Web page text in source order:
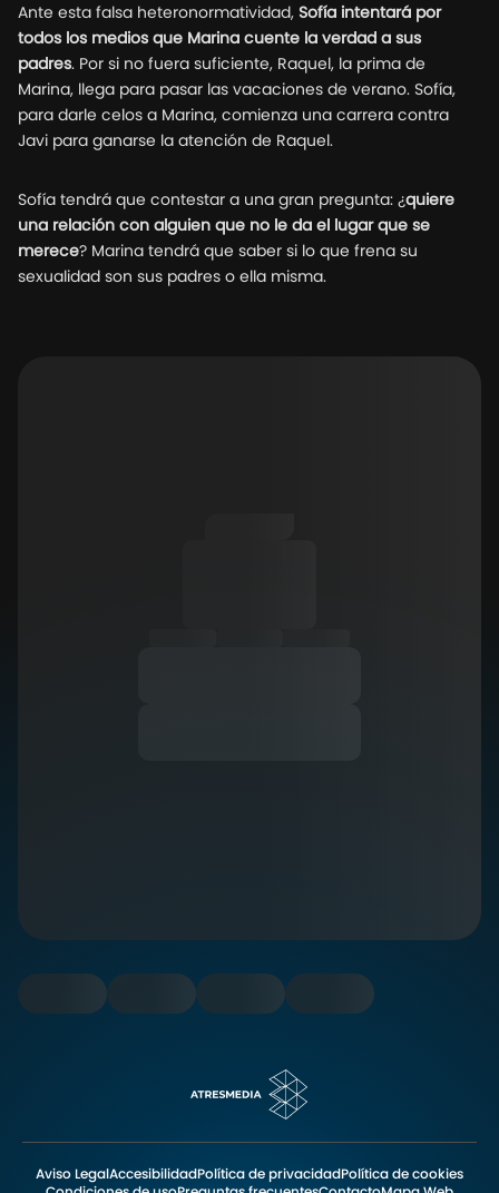
Ante esta falsa heteronormatividad, Sofía intentará por
todos los medios que Marina cuente la verdad a sus
padres. Por si no fuera suficiente, Raquel, la prima de
Marina, llega para pasar las vacaciones de verano. Sofía,
para darle celos a Marina, comienza una carrera contra
Javi para ganarse la atención de Raquel.
Sofía tendrá que contestar a una gran pregunta: ¿quiere
una relación con alguien que no le da el lugar que se
merece? Marina tendrá que saber si lo que frena su
sexualidad son sus padres o ella misma.
Aviso LegalAccesibilidadPolítica de privacidadPolítica de cookies